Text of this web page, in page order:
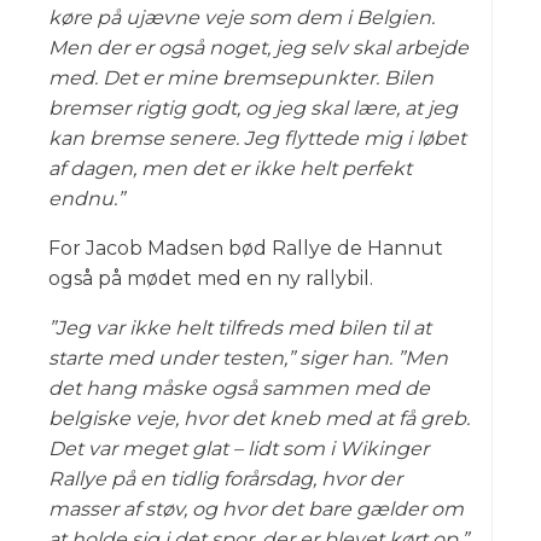
køre på ujævne veje som dem i Belgien.
Men der er også noget, jeg selv skal arbejde
med. Det er mine bremsepunkter. Bilen
bremser rigtig godt, og jeg skal lære, at jeg
kan bremse senere. Jeg flyttede mig i løbet
af dagen, men det er ikke helt perfekt
endnu.”
For Jacob Madsen bød Rallye de Hannut
også på mødet med en ny rallybil.
”Jeg var ikke helt tilfreds med bilen til at
starte med under testen,” siger han. ”Men
det hang måske også sammen med de
belgiske veje, hvor det kneb med at få greb.
Det var meget glat – lidt som i Wikinger
Rallye på en tidlig forårsdag, hvor der
masser af støv, og hvor det bare gælder om